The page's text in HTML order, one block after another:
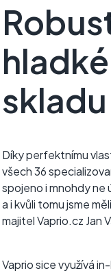
Díky perfektnímu
všech 36
spojeno i mnohdy ne
a i kvůli tomu jsme
majitel Vaprio.cz Jan
Vaprio sice využívá